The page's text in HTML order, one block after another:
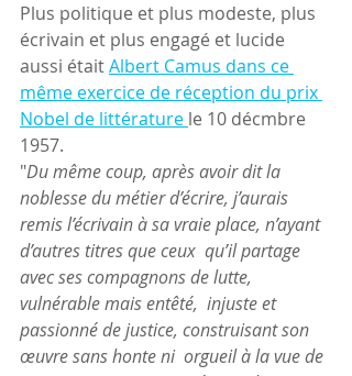
Plus politique et plus modeste, plus
écrivain et plus engagé et lucide
aussi était Albert Camus dans ce
même exercice de réception du prix
Nobel de littérature le 10 décmbre
1957.
"Du même coup, après avoir dit la
noblesse du métier d’écrire, j’aurais
remis l’écrivain à sa vraie place, n’ayant
d’autres titres que ceux  qu’il partage
avec ses compagnons de lutte,
vulnérable mais entêté,  injuste et
passionné de justice, construisant son
œuvre sans honte ni  orgueil à la vue de